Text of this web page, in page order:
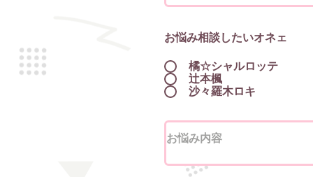
お悩み相談したいオネェ
橘☆シャルロッテ
辻本楓
沙々羅木ロキ